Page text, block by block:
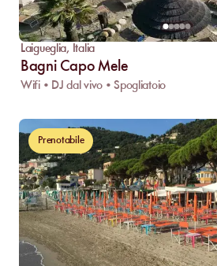
Laigueglia, Italia
Bagni Capo Mele
Wifi • DJ dal vivo • Spogliatoio
Prenotabile